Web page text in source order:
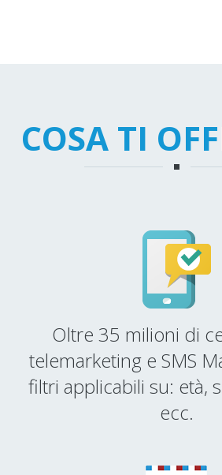
COSA TI
Oltre 35 milioni di
telemarketing e SMS
filtri applicabili su: età,
ecc.